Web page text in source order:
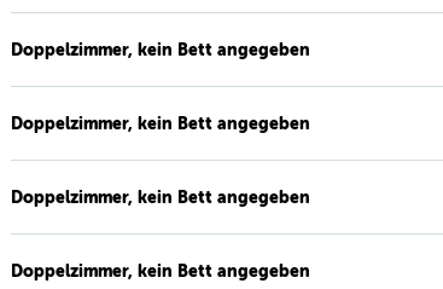
Doppelzimmer, kein Bett angegeben
Doppelzimmer, kein Bett angegeben
Doppelzimmer, kein Bett angegeben
Doppelzimmer, kein Bett angegeben